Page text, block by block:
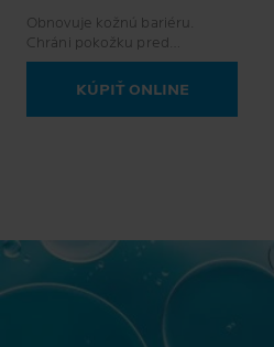
Obnovuje kožnú bariéru.
Chráni pokožku pred
podráždením a pomáha jej
obnove.KÚPIŤ ONLINE